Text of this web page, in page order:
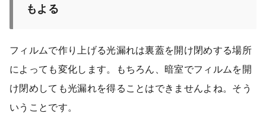
もよる
フィルムで作り上げる光漏れは裏蓋を開け閉めする場所
によっても変化します。もちろん、暗室でフィルムを開
け閉めしても光漏れを得ることはできませんよね。そう
いうことです。